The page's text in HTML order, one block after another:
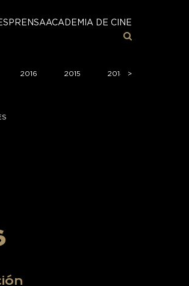
PRENSAACADEMIA DE CINE
2016 2015 2014 >
>